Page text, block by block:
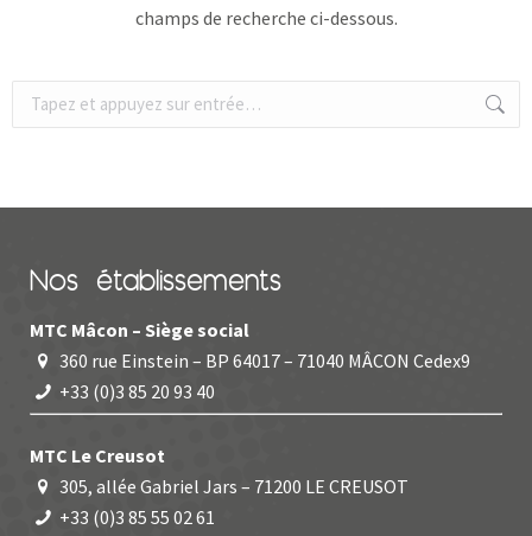
champs de recherche ci-dessous.
Recherche
:
Nos établissements
MTC Mâcon – Siège social
360 rue Einstein – BP 64017 – 71040 MÂCON Cedex9
+33 (0)3 85 20 93 40
MTC Le Creusot
305, allée Gabriel Jars – 71200 LE CREUSOT
+33 (0)3 85 55 02 61